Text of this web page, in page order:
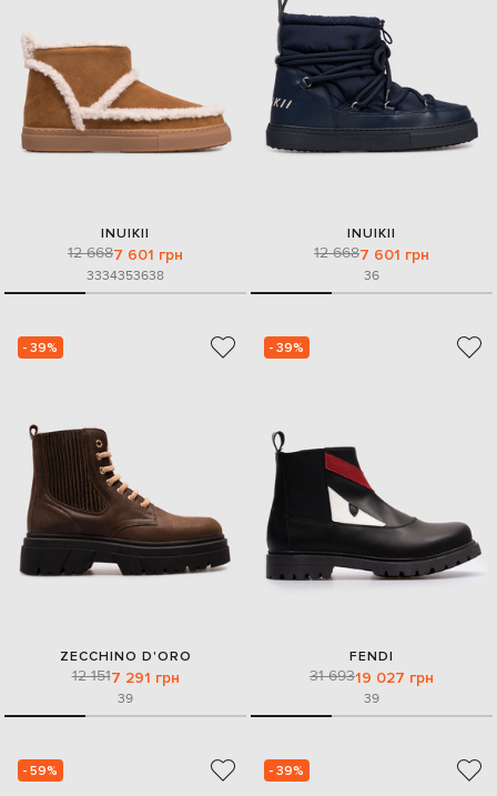
INUIKII
12 6687 601 грн
3334353638
INUIKII
12 6687 601 грн
36
- 39%
ZECCHINO D'ORO
12 1517 291 грн
39
- 39%
FENDI
31 69319 027 грн
39
- 59% - 39%